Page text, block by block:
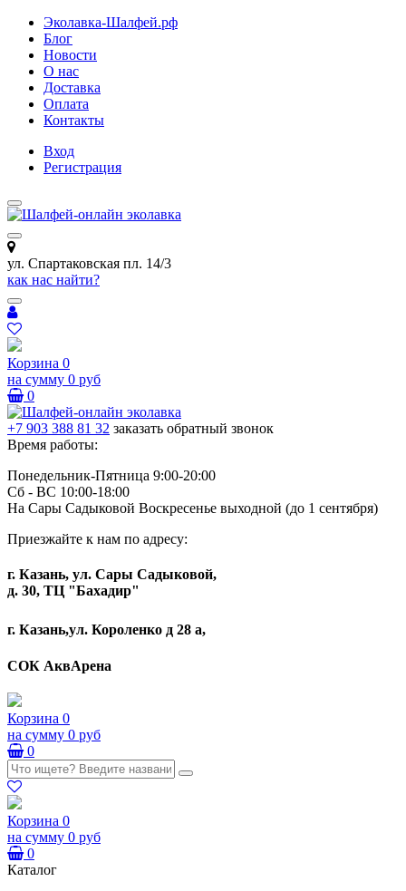
Эколавка-Шалфей.рф
Блог
Новости
О нас
Доставка
Оплата
Контакты
Вход
Регистрация
ул. Спартаковская пл. 14/3
как нас найти?
Корзина 0
на сумму 0 руб
0
+7 903 388 81 32 заказать обратный звонок
Время работы:
Понедельник-Пятница 9:00-20:00
Сб - ВС 10:00-18:00
На Сары Садыковой Воскресенье выходной (до 1 сентября)
Приезжайте к нам по адресу:
г. Казань, ул. Сары Садыковой,
д. 30, ТЦ "Бахадир"
г. Казань,ул. Короленко д 28 а,
СОК АквАрена
Корзина 0
на сумму 0 руб
0
Корзина 0
на сумму 0 руб
0
Каталог